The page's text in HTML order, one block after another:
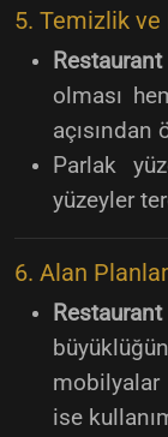
5. Temizlik ve
olması
açısından
Parlak
yüzeyler
6. Alan
mobilyalar
ise